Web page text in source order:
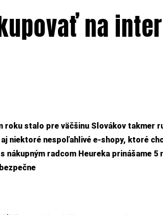
na
roku stalo pre väčšinu Slovákov takmer
niektoré nespoľahlivé e-shopy, ktoré
nákupným radcom Heureka prinášame 5